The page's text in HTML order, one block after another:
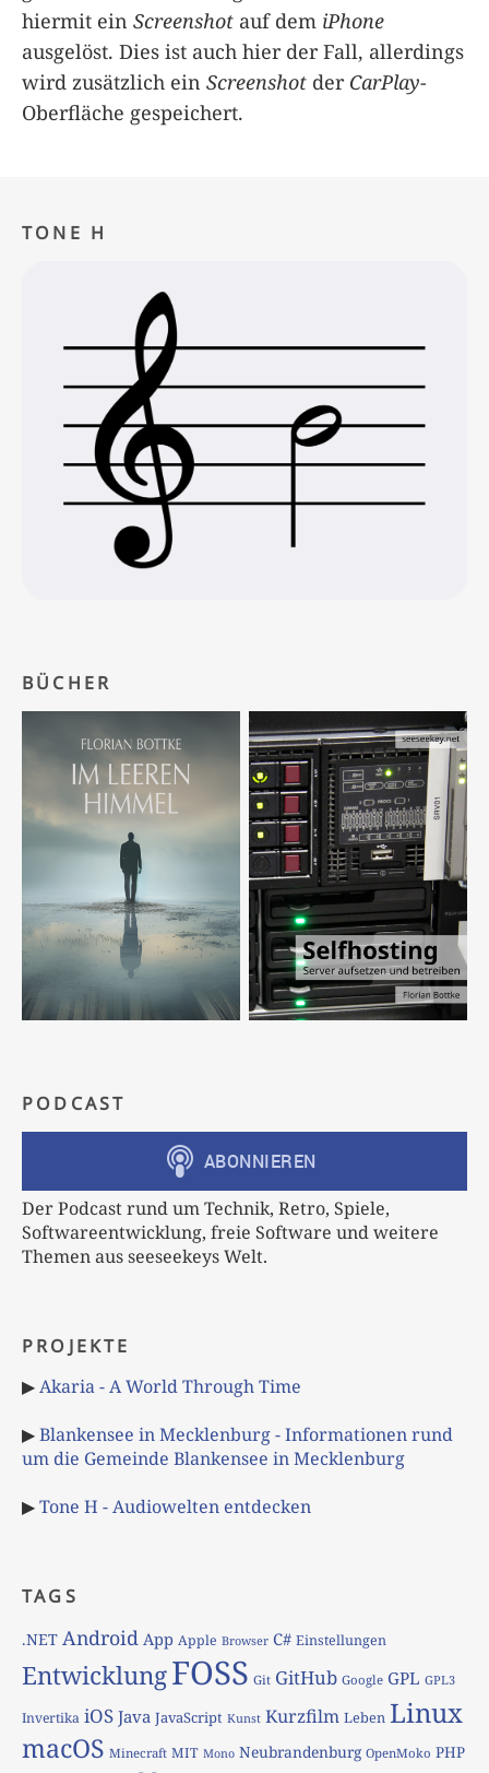
hiermit ein Screenshot auf dem iPhone
ausgelöst. Dies ist auch hier der Fall, allerdings
wird zusätzlich ein Screenshot der CarPlay-
Oberfläche gespeichert.
TONE H
BÜCHER
PODCAST
Der Podcast rund um Technik, Retro, Spiele,
Softwareentwicklung, freie Software und weitere
Themen aus seeseekeys Welt.
PROJEKTE
▶Akaria - A World Through Time
▶Blankensee in Mecklenburg - Informationen rund
um die Gemeinde Blankensee in Mecklenburg
▶Tone H - Audiowelten entdecken
TAGS
.NET Android App Apple Browser C# Einstellungen
EntwicklungFOSS Git GitHub Google GPL GPL3
Invertika iOS Java JavaScript Kunst Kurzfilm Leben Linux
macOS Minecraft MIT Mono Neubrandenburg OpenMoko PHP